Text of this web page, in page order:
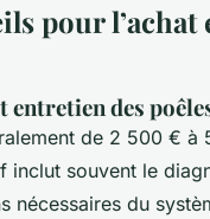
pour l’achat
des
de 2 500 € à
inclut souvent le
du